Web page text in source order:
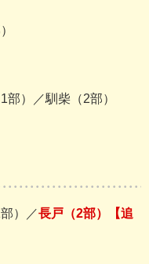
）／馴柴（2部）
）／長戸（2部）【追